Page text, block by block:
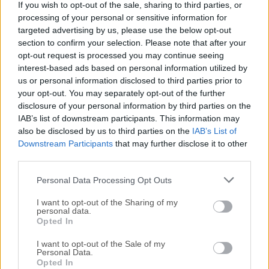
If you wish to opt-out of the sale, sharing to third parties, or
processing of your personal or sensitive information for
targeted advertising by us, please use the below opt-out
section to confirm your selection. Please note that after your
opt-out request is processed you may continue seeing
interest-based ads based on personal information utilized by
us or personal information disclosed to third parties prior to
your opt-out. You may separately opt-out of the further
disclosure of your personal information by third parties on the
IAB’s list of downstream participants. This information may
also be disclosed by us to third parties on the IAB’s List of
Downstream Participants that may further disclose it to other
Personal Data Processing Opt Outs
I want to opt-out of the Sharing of my
personal data.
Opted In
I want to opt-out of the Sale of my
Personal Data.
Opted In
Características Clave
Accede a documentos PDF de Acrobat y firma
documentos desde cualquier lugar, en móvil o de
escritorio.
Tus destinatarios pueden firmar en un instante —
no se requieren descargas ni registros.
Escanea y sube PDFs fácilmente usando la
aplicación móvil gratuita Adobe Scan en tu
dispositivo.
Envía documentos de forma rápida y sencilla
Microsoft Word y otras aplicaciones.
documento enviado para firma.
Recibe notificaciones cuando los documentos
completados hayan sido firmados.
Crea y gestiona plantillas reutilizables para